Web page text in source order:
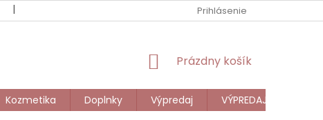
DARČEKOVÁ POUKÁŽKA VEĽKOOBCHOD
Prihlásenie
NÁKUPNÝ
Prázdny košík
Kozmetika Doplnky Výpredaj VÝPREDAJ DETI